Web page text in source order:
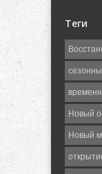
Теги
Новый
Новый